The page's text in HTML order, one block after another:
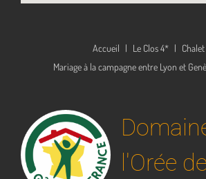
Accueil Le Clos 4*
Chalet
Mariage à la campagne entre Lyon et
l'Orée